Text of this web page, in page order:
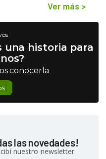
Ver más >
una historia para
conocerla
las novedades!
nuestro newsletter